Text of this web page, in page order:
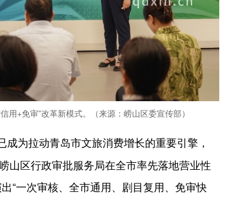
用+免审”改革新模式。（来源：崂山区委宣传部）
为拉动青岛市文旅消费增长的重要引擎，
山区行政审批服务局在全市率先落地营业性
“一次审核、全市通用、剧目复用、免审快